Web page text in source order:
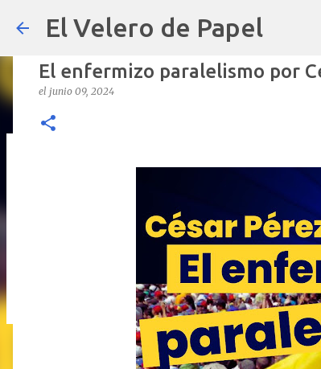
El Velero de Papel
POLÍTICAS PÚBLICAS y
El enfermizo paralelismo por
el junio 09, 2024